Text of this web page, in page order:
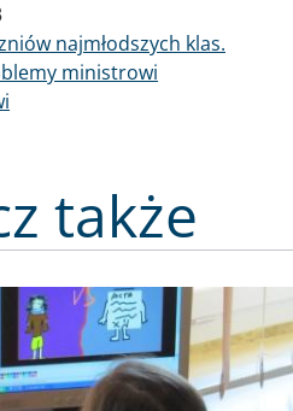
najmłodszych klas.
ministrowi
także